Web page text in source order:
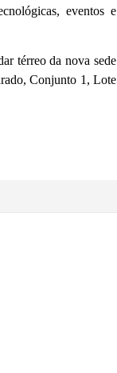
eventos e
térreo da nova sede
Conjunto 1, Lote